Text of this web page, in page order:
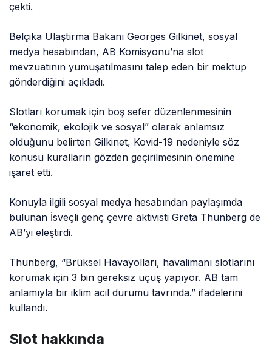
çekti.
Belçika Ulaştırma Bakanı Georges Gilkinet, sosyal
medya hesabından, AB Komisyonu’na slot
mevzuatının yumuşatılmasını talep eden bir mektup
gönderdiğini açıkladı.
Slotları korumak için boş sefer düzenlenmesinin
“ekonomik, ekolojik ve sosyal” olarak anlamsız
olduğunu belirten Gilkinet, Kovid-19 nedeniyle söz
konusu kuralların gözden geçirilmesinin önemine
işaret etti.
Konuyla ilgili sosyal medya hesabından paylaşımda
bulunan İsveçli genç çevre aktivisti Greta Thunberg de
AB’yi eleştirdi.
Thunberg, “Brüksel Havayolları, havalimanı slotlarını
korumak için 3 bin gereksiz uçuş yapıyor. AB tam
anlamıyla bir iklim acil durumu tavrında.” ifadelerini
kullandı.
Slot hakkında